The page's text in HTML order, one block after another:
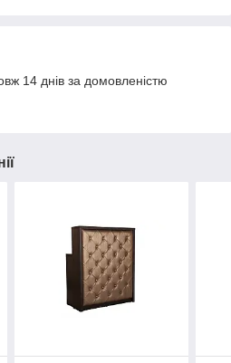
14 днів за домовленістю